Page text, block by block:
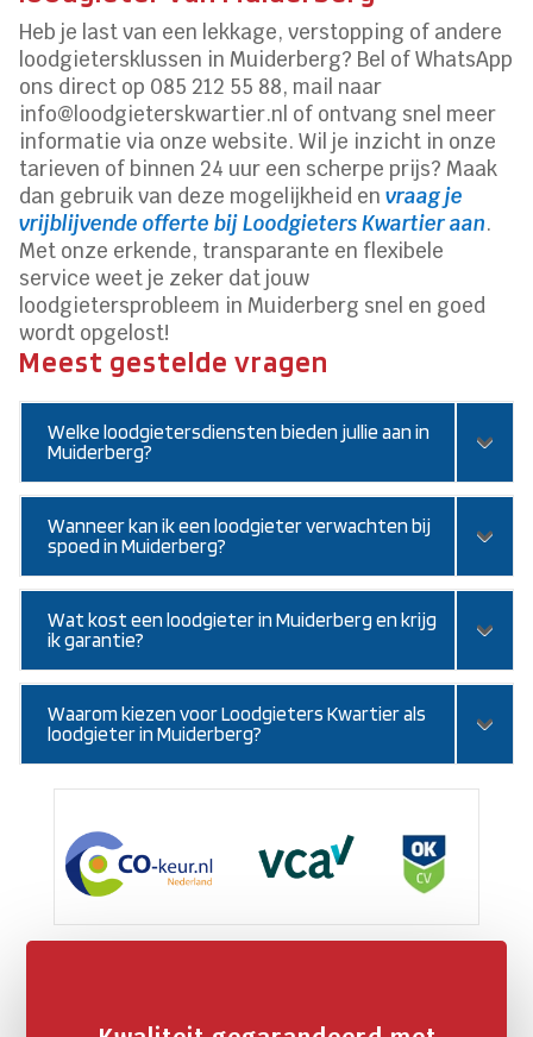
Heb je last van een lekkage, verstopping of andere
loodgietersklussen in Muiderberg? Bel of WhatsApp
ons direct op 085 212 55 88, mail naar
info@loodgieterskwartier.nl of ontvang snel meer
informatie via onze website. Wil je inzicht in onze
tarieven of binnen 24 uur een scherpe prijs? Maak
dan gebruik van deze mogelijkheid envraag je
vrijblijvende offerte bij Loodgieters Kwartier aan.
Met onze erkende, transparante en flexibele
service weet je zeker dat jouw
loodgietersprobleem in Muiderberg snel en goed
wordt opgelost!
Meest gestelde vragen
Welke loodgietersdiensten bieden jullie aan in
Muiderberg?
Wanneer kan ik een loodgieter verwachten bij
spoed in Muiderberg?
Wat kost een loodgieter in Muiderberg en krijg
ik garantie?
Waarom kiezen voor Loodgieters Kwartier als
loodgieter in Muiderberg?